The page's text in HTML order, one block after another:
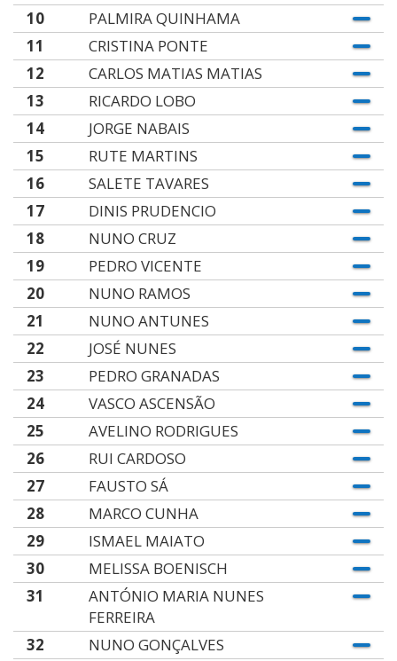
10
PALMIRA QUINHAMA
11
CRISTINA PONTE
12
CARLOS MATIAS MATIAS
13
RICARDO LOBO
14
JORGE NABAIS
15
RUTE MARTINS
16
SALETE TAVARES
17
DINIS PRUDENCIO
18
NUNO CRUZ
19
PEDRO VICENTE
20
NUNO RAMOS
21
NUNO ANTUNES
22
JOSÉ NUNES
23
PEDRO GRANADAS
24
VASCO ASCENSÃO
25
AVELINO RODRIGUES
26
RUI CARDOSO
27
FAUSTO SÁ
28
MARCO CUNHA
29
ISMAEL MAIATO
30
MELISSA BOENISCH
31
ANTÓNIO MARIA NUNES
FERREIRA
32
NUNO GONÇALVES